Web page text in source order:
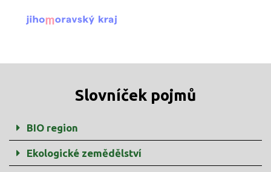
Slovníček pojmů
BIO region
Ekologické zemědělství